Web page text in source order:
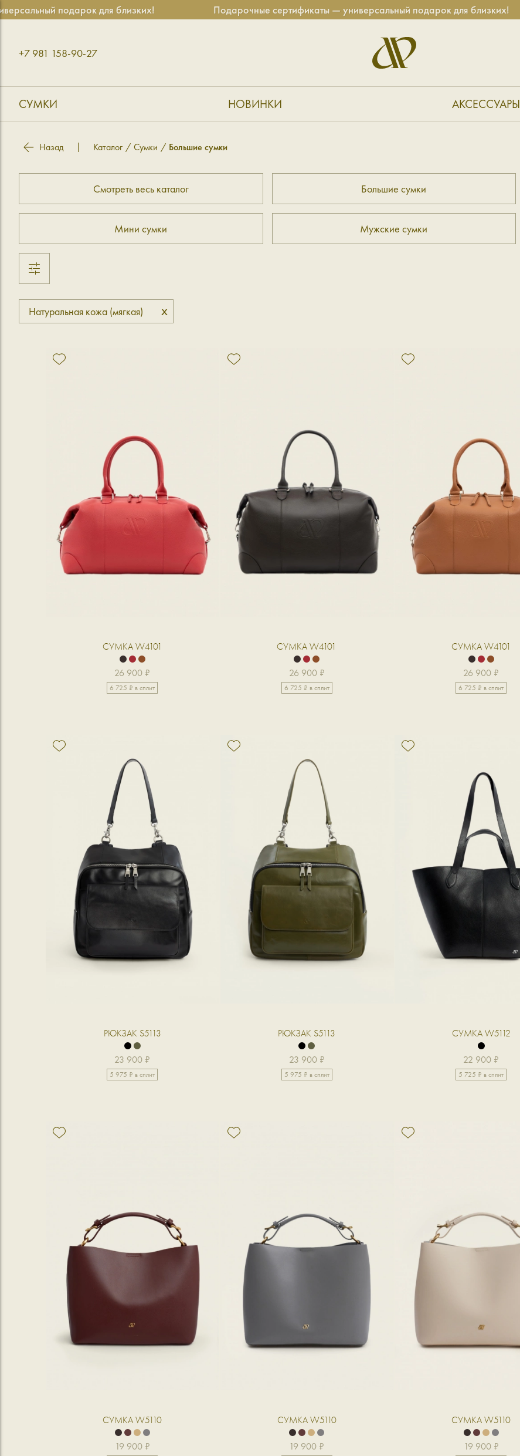
подарок для близких! Подарочные сертификаты — универсальный подарок для близких!
+7 981 158-90-27
СУМКИ НОВИНКИ АКСЕССУАРЫ
Назад Каталог Сумки Большие сумки
Смотреть весь каталог Большие сумки
Мини сумки Мужские сумки
Натуральная кожа (мягкая) x
СУМКА W4101
26 900 ₽
6 725 ₽ в сплит
СУМКА W4101
26 900 ₽
6 725 ₽ в сплит
СУМКА W4101
26 900 ₽
6 725 ₽ в сплит
РЮКЗАК S5113
23 900 ₽
5 975 ₽ в сплит
РЮКЗАК S5113
23 900 ₽
5 975 ₽ в сплит
СУМКА W5112
22 900 ₽
5 725 ₽ в сплит
СУМКА W5110
19 900 ₽
СУМКА W5110
19 900 ₽
СУМКА W5110
19 900 ₽